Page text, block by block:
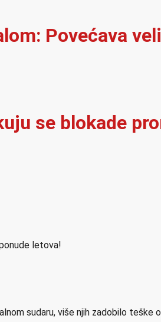
Povećava
se blokade
letova!
sudaru, više njih zadobilo teške